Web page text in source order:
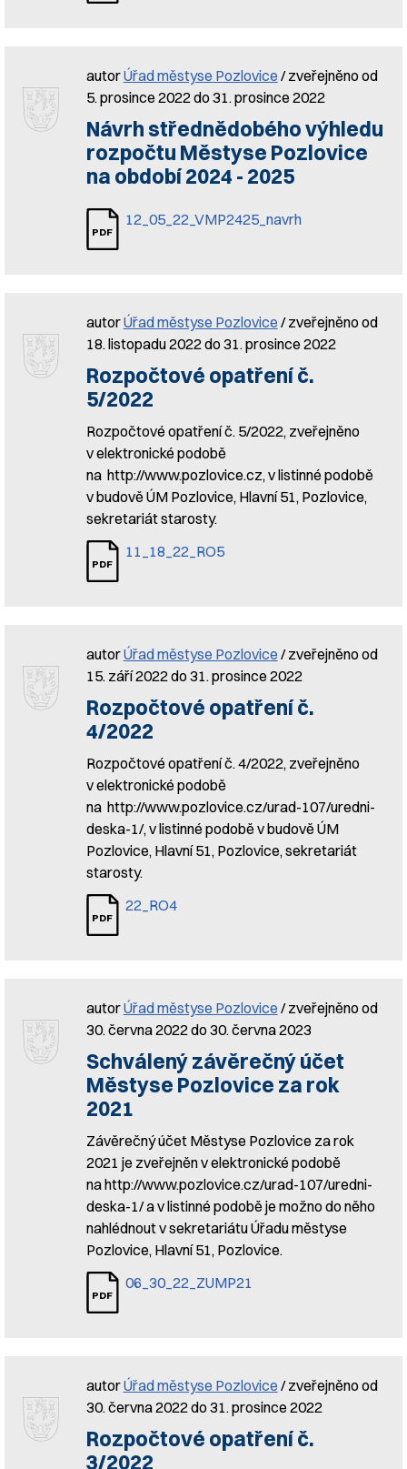
autorÚřad městyse Pozlovice / zveřejněno od
5. prosince 2022 do 31. prosince 2022
Návrh střednědobého výhledu
rozpočtu Městyse Pozlovice
na období 2024 - 2025
12_05_22_VMP2425_navrh
autorÚřad městyse Pozlovice / zveřejněno od
18. listopadu 2022 do 31. prosince 2022
Rozpočtové opatření č.
5/2022
Rozpočtové opatření č. 5/2022, zveřejněno
v elektronické podobě
na http://www.pozlovice.cz, v listinné podobě
v budově ÚM Pozlovice, Hlavní 51, Pozlovice,
sekretariát starosty.
11_18_22_RO5
autorÚřad městyse Pozlovice / zveřejněno od
15. září 2022 do 31. prosince 2022
Rozpočtové opatření č.
4/2022
Rozpočtové opatření č. 4/2022, zveřejněno
v elektronické podobě
na http://www.pozlovice.cz/urad-107/uredni-
deska-1/, v listinné podobě v budově ÚM
Pozlovice, Hlavní 51, Pozlovice, sekretariát
starosty.
22_RO4
autorÚřad městyse Pozlovice / zveřejněno od
30. června 2022 do 30. června 2023
Schválený závěrečný účet
Městyse Pozlovice za rok
2021
Závěrečný účet Městyse Pozlovice za rok
2021 je zveřejněn v elektronické podobě
na http://www.pozlovice.cz/urad-107/uredni-
deska-1/ a v listinné podobě je možno do něho
nahlédnout v sekretariátu Úřadu městyse
Pozlovice, Hlavní 51, Pozlovice.
06_30_22_ZUMP21
autorÚřad městyse Pozlovice / zveřejněno od
30. června 2022 do 31. prosince 2022
Rozpočtové opatření č.
3/2022